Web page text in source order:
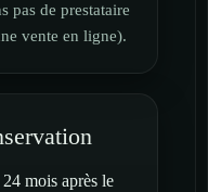
pas de prestataire
vente en ligne).
mois après le